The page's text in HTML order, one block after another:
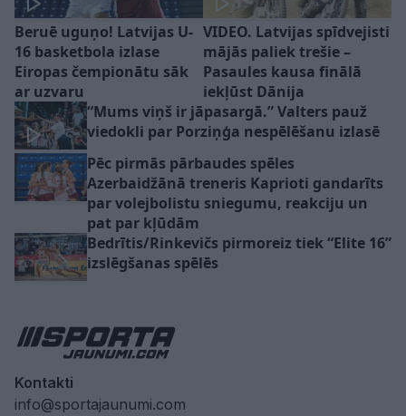
Beruē uguņo! Latvijas U-
16 basketbola izlase
Eiropas čempionātu sāk
ar uzvaru
VIDEO. Latvijas spīdvejisti
mājās paliek trešie –
Pasaules kausa finālā
iekļūst Dānija
“Mums viņš ir jāpasargā.” Valters pauž
viedokli par Porziņģa nespēlēšanu izlasē
Pēc pirmās pārbaudes spēles
Azerbaidžānā treneris Kaprioti gandarīts
par volejbolistu sniegumu, reakciju un
pat par kļūdām
Bedrītis/Rinkevičs pirmoreiz tiek “Elite 16”
izslēgšanas spēlēs
Kontakti
info@sportajaunumi.com